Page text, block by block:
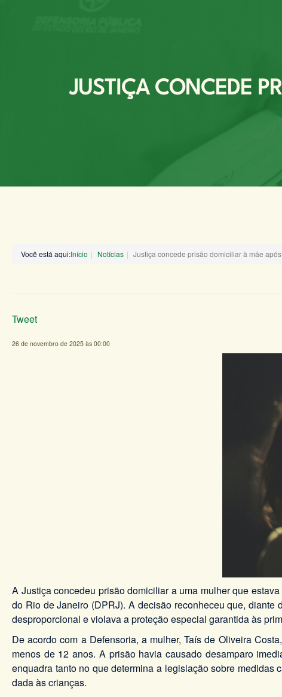
JUSTIÇA CONCEDE
Você está aqui:Início Notícias Justiça concede prisão domiciliar à mãe
Tweet
26 de novembro de 2025 às 00:00
A Justiça concedeu prisão domiciliar a uma mulher que
do Rio de Janeiro (DPRJ). A decisão reconheceu que,
desproporcional e violava a proteção especial garantida às
De acordo com a Defensoria, a mulher, Taís de Oliveira
menos de 12 anos. A prisão havia causado desamparo
enquadra tanto no que determina a legislação sobre
dada às crianças.